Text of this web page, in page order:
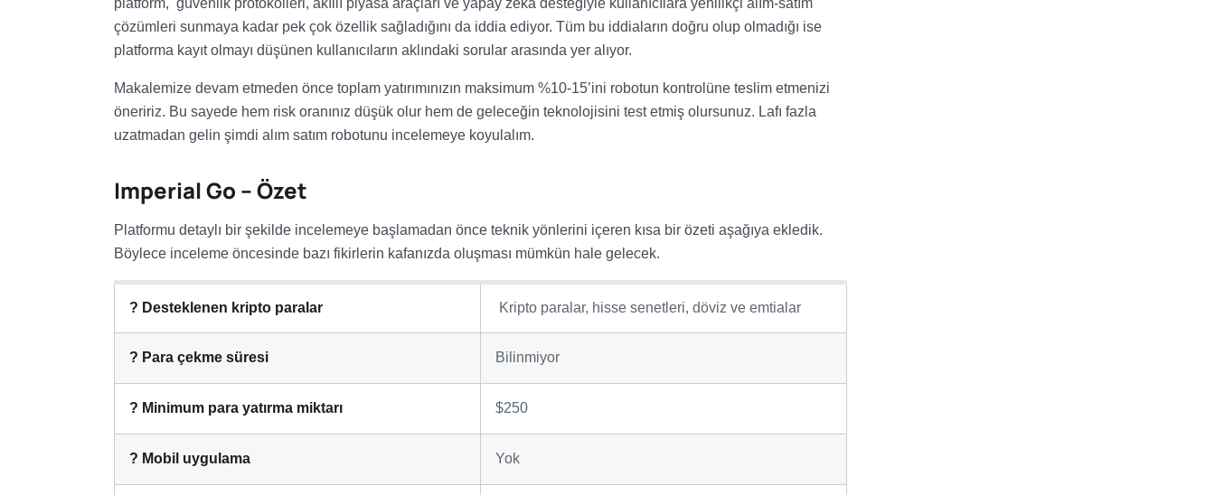
platform, güvenlik protokolleri, akıllı piyasa araçları ve yapay zekâ desteğiyle kullanıcılara yenilikçi alım-satım
çözümleri sunmaya kadar pek çok özellik sağladığını da iddia ediyor. Tüm bu iddiaların doğru olup olmadığı ise
platforma kayıt olmayı düşünen kullanıcıların aklındaki sorular arasında yer alıyor.
Makalemize devam etmeden önce toplam yatırımınızın maksimum %10-15’ini robotun kontrolüne teslim etmenizi
öneririz. Bu sayede hem risk oranınız düşük olur hem de geleceğin teknolojisini test etmiş olursunuz. Lafı fazla
uzatmadan gelin şimdi alım satım robotunu incelemeye koyulalım.
Imperial Go – Özet
Platformu detaylı bir şekilde incelemeye başlamadan önce teknik yönlerini içeren kısa bir özeti aşağıya ekledik.
Böylece inceleme öncesinde bazı fikirlerin kafanızda oluşması mümkün hale gelecek.
? Desteklenen kripto paralar Kripto paralar, hisse senetleri, döviz ve emtialar
? Para çekme süresi Bilinmiyor
? Minimum para yatırma miktarı $250
? Mobil uygulama Yok